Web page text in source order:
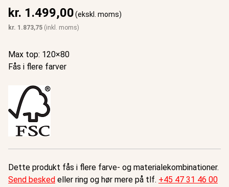
kr. 1.499,00(ekskl. moms)
kr. 1.873,75 (inkl. moms)
Max top: 120×80
Fås i flere farver
Dette produkt fås i flere farve- og materialekombinationer.
Send besked eller ring og hør mere på tlf. +45 47 31 46 00